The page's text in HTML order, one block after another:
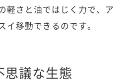
軽さと油ではじく力で、ア
イ移動できるのです。
思議な生態